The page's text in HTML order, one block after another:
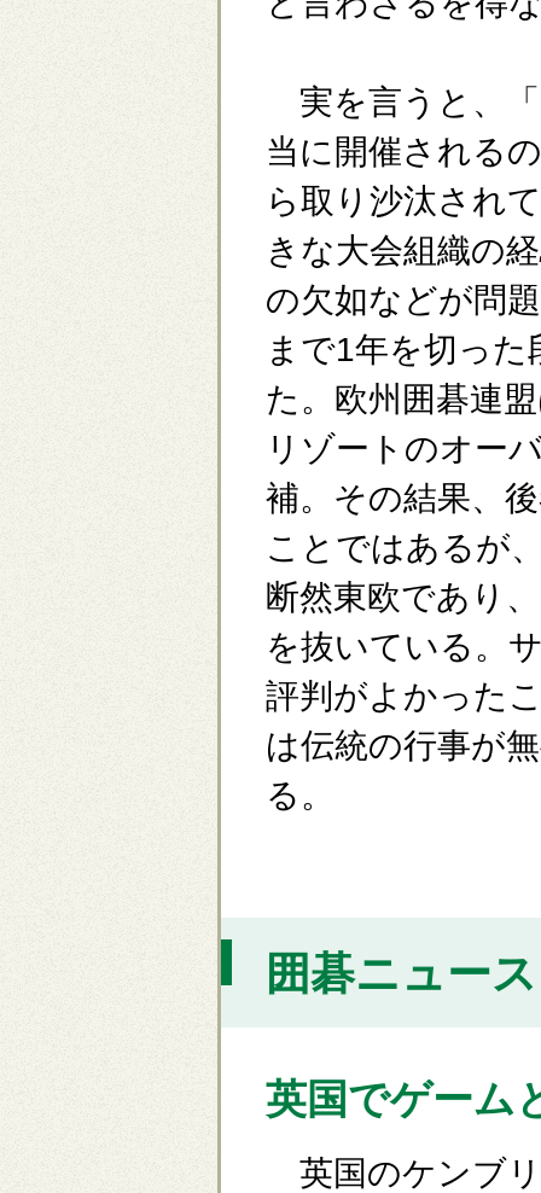
実を言うと、
当に開催される
ら取り沙汰され
きな大会組織の
の欠如などが問
まで1年を切っ
た。欧州囲碁連
リゾートのオー
補。その結果、
ことではあるが
断然東欧であり
を抜いている。
評判がよかった
は伝統の行事が
る。
囲碁ニュー
英国でゲーム
英国のケンブ